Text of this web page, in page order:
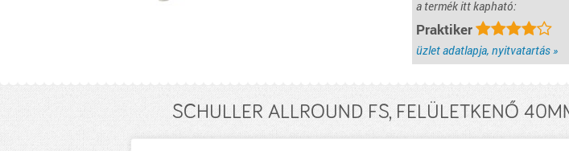
a termék itt kapható:
Praktiker
üzlet adatlapja, nyitvatartás »
SCHULLER ALLROUND FS, FELÜLETKENŐ